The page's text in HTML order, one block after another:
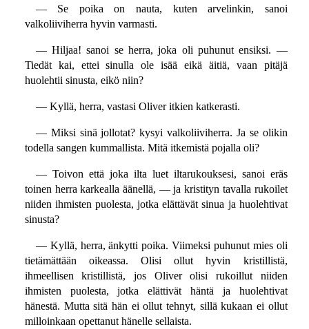
— Se poika on nauta, kuten arvelinkin, sanoi
valkoliiviherra hyvin varmasti.
— Hiljaa! sanoi se herra, joka oli puhunut ensiksi. —
Tiedät kai, ettei sinulla ole isää eikä äitiä, vaan pitäjä
huolehtii sinusta, eikö niin?
— Kyllä, herra, vastasi Oliver itkien katkerasti.
— Miksi sinä jollotat? kysyi valkoliiviherra. Ja se olikin
todella sangen kummallista. Mitä itkemistä pojalla oli?
— Toivon että joka ilta luet iltarukouksesi, sanoi eräs
toinen herra karkealla äänellä, — ja kristityn tavalla rukoilet
niiden ihmisten puolesta, jotka elättävät sinua ja huolehtivat
sinusta?
— Kyllä, herra, änkytti poika. Viimeksi puhunut mies oli
tietämättään oikeassa. Olisi ollut hyvin kristillistä,
ihmeellisen kristillistä, jos Oliver olisi rukoillut niiden
ihmisten puolesta, jotka elättivät häntä ja huolehtivat
hänestä. Mutta sitä hän ei ollut tehnyt, sillä kukaan ei ollut
milloinkaan opettanut hänelle sellaista.